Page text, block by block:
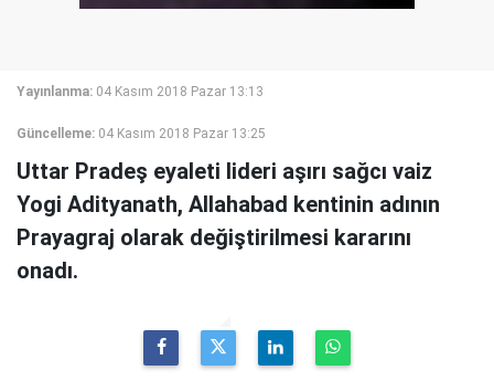
Yayınlanma: 04 Kasım 2018 Pazar 13:13
Güncelleme: 04 Kasım 2018 Pazar 13:25
Uttar Pradeş eyaleti lideri aşırı sağcı vaiz
Yogi Adityanath, Allahabad kentinin adının
Prayagraj olarak değiştirilmesi kararını
onadı.